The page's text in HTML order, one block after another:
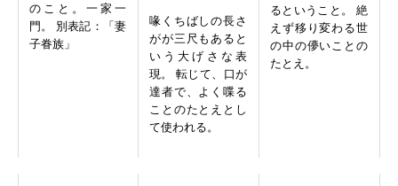
のこと。一家一
門。 別表記：「妻
子眷族」
喙くちばしの長さ
がが三尺もあると
いう大げさな表
現。 転じて、口が
達者で、よく喋る
ことのたとえとし
て使われる。
るということ。 絶
えず移り変わる世
の中の儚いことの
たとえ。